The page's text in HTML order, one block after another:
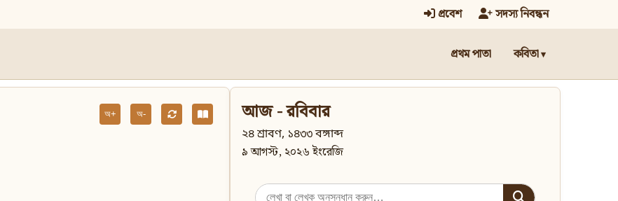
প্রবেশ সদস্য নিবন্ধন
প্রথম পাতা কবিতা
অ+ অ- আজ - রবিবার
২৪ শ্রাবণ, ১৪৩৩ বঙ্গাব্দ
৯ আগস্ট, ২০২৬ ইংরেজি
Search